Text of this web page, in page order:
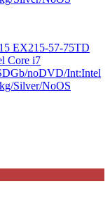
EX215-57-75TD
Core i7
noDVD/Int:Intel
Silver/NoOS